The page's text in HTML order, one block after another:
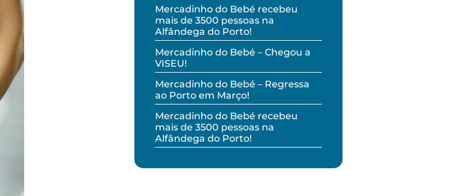
Mercadinho do Bebé recebeu
mais de 3500 pessoas na
Alfândega do Porto!
Mercadinho do Bebé – Chegou a
VISEU!
Mercadinho do Bebé – Regressa
ao Porto em Março!
Mercadinho do Bebé recebeu
mais de 3500 pessoas na
Alfândega do Porto!